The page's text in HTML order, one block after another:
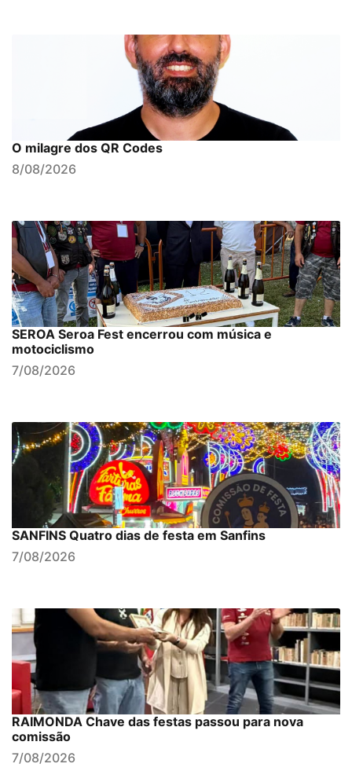
O milagre dos QR Codes
8/08/2026
SEROA Seroa Fest encerrou com música e
motociclismo
7/08/2026
SANFINS Quatro dias de festa em Sanfins
7/08/2026
RAIMONDA Chave das festas passou para nova
comissão
7/08/2026